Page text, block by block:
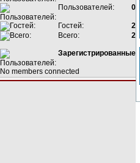
Пользователей: 0
Гостей:
2
Всего:
2
Зарегистрированные
No members connected